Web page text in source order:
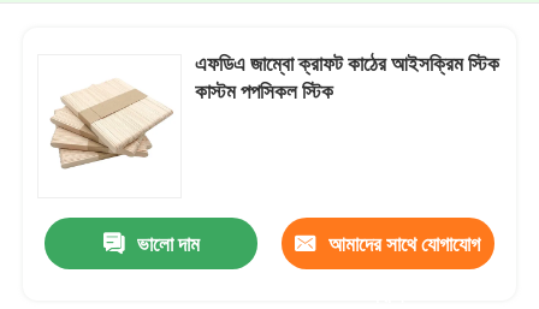
এফডিএ জাম্বো ক্রাফট কাঠের আইসক্রিম স্টিক
কাস্টম পপসিকল স্টিক
ভালো দাম আমাদের সাথে যোগাযোগ